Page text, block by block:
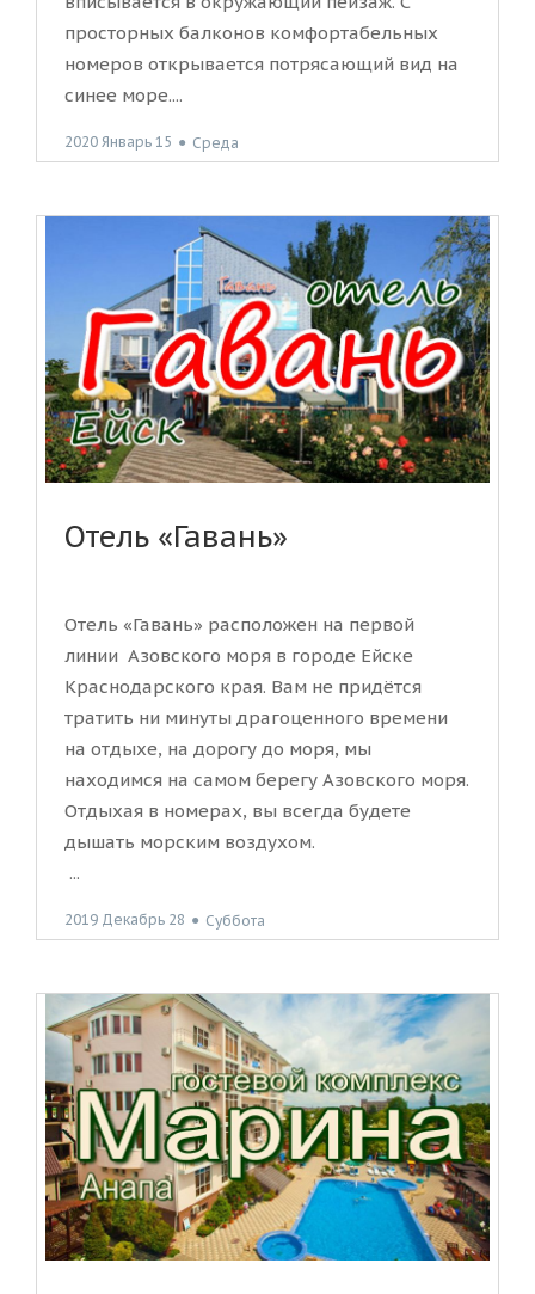
просторных балконов комфортабельных
номеров открывается потрясающий вид на
синее море....
2020 Январь 15 ● Среда
Отель «Гавань»
Отель «Гавань» расположен на первой
линии Азовского моря в городе Ейске
Краснодарского края. Вам не придётся
тратить ни минуты драгоценного времени
на отдыхе, на дорогу до моря, мы
находимся на самом берегу Азовского моря.
Отдыхая в номерах, вы всегда будете
дышать морским воздухом.
...
2019 Декабрь 28 ● Суббота